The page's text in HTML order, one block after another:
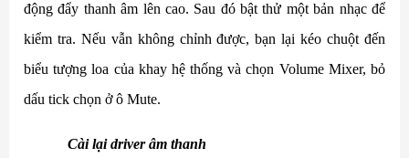
động đẩy thanh âm lên cao. Sau đó bật thử một bản nhạc để
kiểm tra. Nếu vẫn không chỉnh được, bạn lại kéo chuột đến
biểu tượng loa của khay hệ thống và chọn Volume Mixer, bỏ
dấu tick chọn ở ô Mute.
Cài lại driver âm thanh